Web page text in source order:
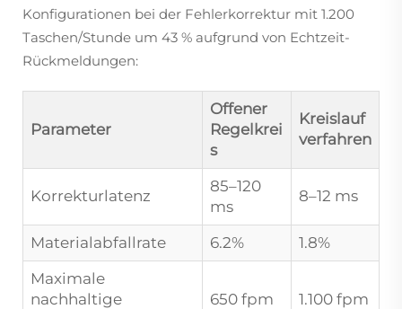
Konfigurationen bei der Fehlerkorrektur mit 1.200
Taschen/Stunde um 43 % aufgrund von Echtzeit-
Rückmeldungen:
Parameter
Offener
Regelkrei
s
Kreislauf
verfahren
Korrekturlatenz
85–120
ms
8–12 ms
Materialabfallrate 6.2%
1.8%
Maximale
nachhaltige
650 fpm 1.100 fpm